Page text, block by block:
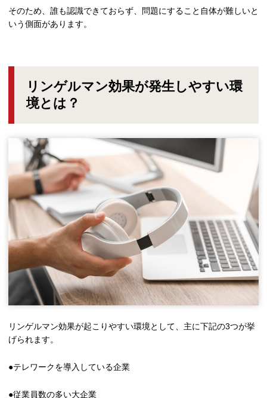
そのため、誰も認識できておらず、問題にすること自体が難しいと
いう側面があります。
リンゲルマン効果が発生しやすい環
境とは？
リンゲルマン効果が起こりやすい環境として、主に下記の3つが挙
げられます。
●テレワークを導入している企業
●従業員数の多い大企業